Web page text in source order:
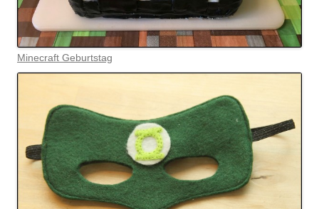
Minecraft Geburtstag